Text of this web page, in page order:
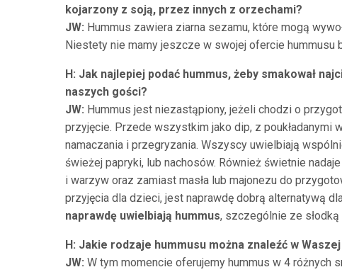
kojarzony z soją, przez innych z orzechami?
JW: Hummus zawiera ziarna sezamu, które mogą
Niestety nie mamy jeszcze w swojej ofercie hummusu
H: Jak najlepiej podać hummus, żeby smakował
naszych gości?
JW: Hummus jest niezastąpiony, jeżeli chodzi o
przyjęcie. Przede wszystkim jako dip, z poukładanymi
namaczania i przegryzania. Wszyscy uwielbiają
świeżej papryki, lub nachosów. Również świetnie
i warzyw oraz zamiast masła lub majonezu do
przyjęcia dla dzieci, jest naprawdę dobrą alternatywą
naprawdę uwielbiają hummus, szczególnie ze
H: Jakie rodzaje hummusu można znaleźć w
JW: W tym momencie oferujemy hummus w 4 różnych